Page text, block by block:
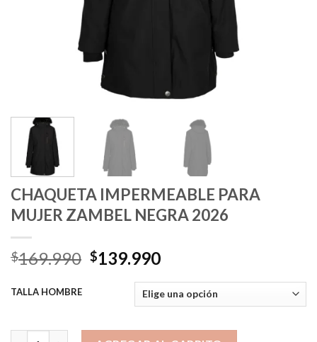
CHAQUETA IMPERMEABLE PARA
MUJER ZAMBEL NEGRA 2026
$169.990 El
original
$169.990.
$139.990El
actual
es:
$139.990.
TALLA HOMBRE